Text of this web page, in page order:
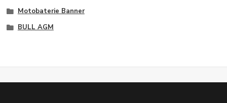
Motobaterie Banner
BULL AGM